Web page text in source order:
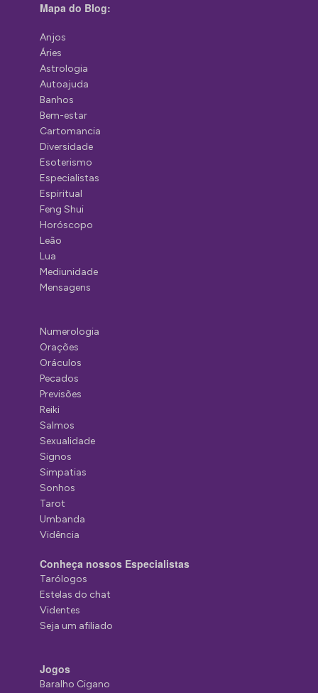
Mapa do Blog:
Anjos
Áries
Astrologia
Autoajuda
Banhos
Bem-estar
Cartomancia
Diversidade
Esoterismo
Especialistas
Espiritual
Feng Shui
Horóscopo
Leão
Lua
Mediunidade
Mensagens
Numerologia
Orações
Oráculos
Pecados
Previsões
Reiki
Salmos
Sexualidade
Signos
Simpatias
Sonhos
Tarot
Umbanda
Vidência
Conheça nossos Especialistas
Tarólogos
Estelas do chat
Videntes
Seja um afiliado
Jogos
Baralho Cigano